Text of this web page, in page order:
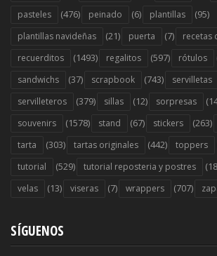
pasteles (476) peinado (6) plantillas (95)
plantillas navideñas (21) puerta (7) recetas
recuerditos (1493) regalitos (597) rótulos
sandwichs (37) scrapbook (743) servilletas
servilleteros (379) sillas (12) sorpresas
souvenirs (1578) stand (67) stickers (263)
tarta (303) tartas originales (442) toppers
tutorial (529) tutorial reposteria y postres
velas (13) viseras (7) wrappers (707)
SÍGUENOS